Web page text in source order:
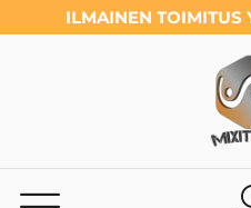
ILMAINEN TOIMITUS